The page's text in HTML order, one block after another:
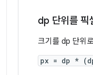
dp 단위를 픽
크기를 dp 단위
px = dp *